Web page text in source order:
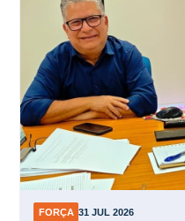
FORÇA 31 JUL 2026